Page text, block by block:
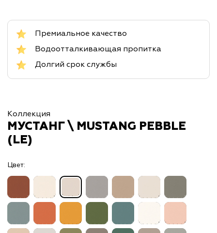
Премиальное качество
Водоотталкивающая пропитка
Долгий срок службы
Коллекция
МУСТАНГ \ MUSTANG PEBBLE
(LE)
Цвет: